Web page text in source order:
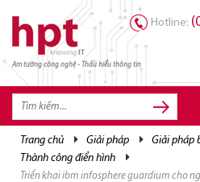
Am tường công nghệ - Thấu hiểu thông tin
Hotline:
trang chủ giải pháp
giải pháp
thành công điển hình
triển khai ibm infosphere guardium cho ngân hàng tmcp công thương việt
TRANG CHỦ
TRANG CHỦ
GIẢI PHÁP